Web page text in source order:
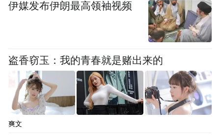
依托街道社区党组织，丰城在物业企业、业
委会建立党支部，组建由党员牵头，网格
员、志愿者和热心群众参与的队伍。这支队
伍活跃在环境整治、车辆引导、矛盾调解等
日常治理中。
“三张清单”精准服务则实现了治理资源的优
化整合。以“需求清单、资源清单、项目清
伊媒发布伊朗最高领袖视频
盗香窃玉：我的青春就是赌出来的
爽文